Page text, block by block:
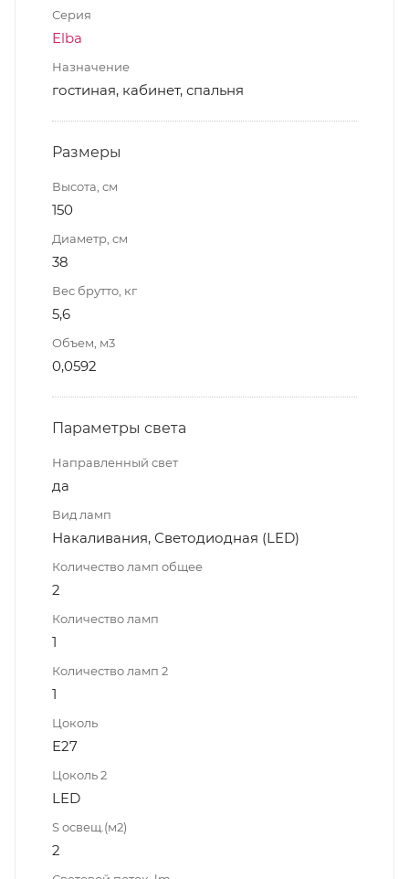
Серия
Elba
Назначение
гостиная, кабинет, спальня
Размеры
Высота, см
150
Диаметр, см
38
Вес брутто, кг
5,6
Объем, м3
0,0592
Параметры света
Направленный свет
да
Вид ламп
Накаливания, Светодиодная (LED)
Количество ламп общее
2
Количество ламп
1
Количество ламп 2
1
Цоколь
E27
Цоколь 2
LED
S освещ.(м2)
2